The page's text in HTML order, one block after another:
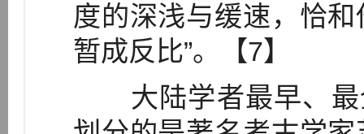
度的深浅与缓速，恰
暂成反比”。【7】
大陆学者最早、最